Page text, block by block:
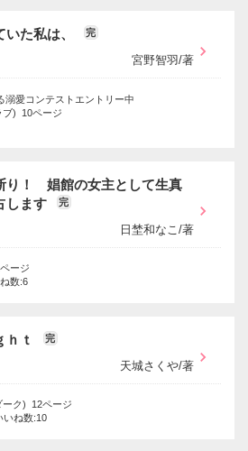
た私は、 完
宮野智羽/著
溺愛コンテストエントリー中
ブ) 10ページ
り！ 娼館の女主として生真
します
完
日埜和なこ/著
ージ
数:6
ｈｔ 完
天城さくや/著
ーク) 12ページ
いね数:10